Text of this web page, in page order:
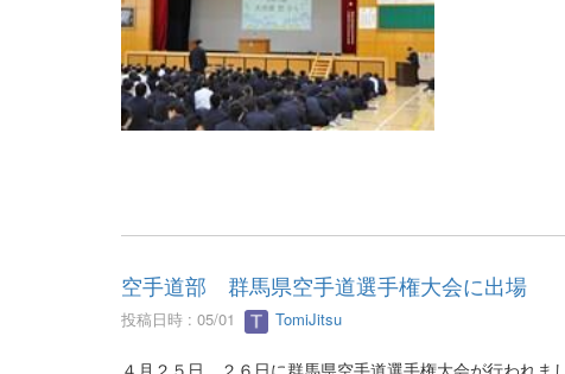
空手道部 群馬県空手道選手権大会に出場
投稿日時 : 05/01 TomiJitsu
４月２５日、２６日に群馬県空手道選手権大会が行われま